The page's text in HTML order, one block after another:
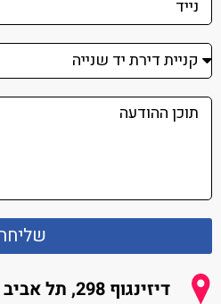
שליחה
דיזינגוף 298, תל אביב